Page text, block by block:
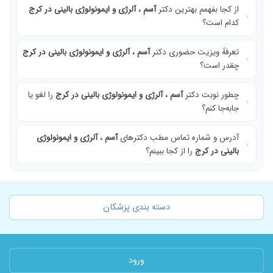
از کجا بفهمم بهترین دکترآسم ، آلرژی و ایمونولوژی بالینی در کرج
کدام است؟
تعرفهٔ ویزیت حضوری دکترآسم ، آلرژی و ایمونولوژی بالینی در کرج
چقدر است؟
چطور نوبت دکترآسم ، آلرژی و ایمونولوژی بالینی در کرج را لغو یا
جابه‌جا کنم؟
آدرس و شماره تماس مطب دکترهایآسم ، آلرژی و ایمونولوژی
بالینی در کرج را از کجا ببینم؟
دسته بندی پزشکان
ورود